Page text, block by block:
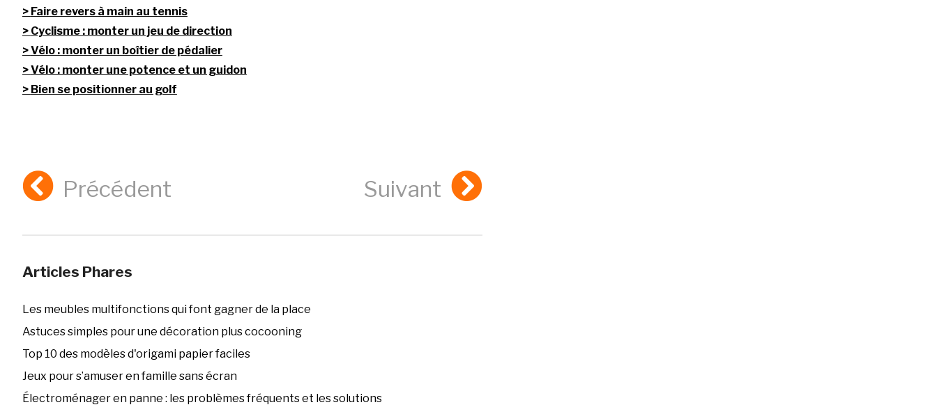
Faire revers à main au tennis
Cyclisme : monter un jeu de direction
Vélo : monter un boîtier de pédalier
Vélo : monter une potence et un guidon
Bien se positionner au golf
Précédent Suivant
Articles Phares
Les meubles multifonctions qui font gagner de la place
Astuces simples pour une décoration plus cocooning
Top 10 des modèles d'origami papier faciles
Jeux pour s’amuser en famille sans écran
Électroménager en panne : les problèmes fréquents et les solutions